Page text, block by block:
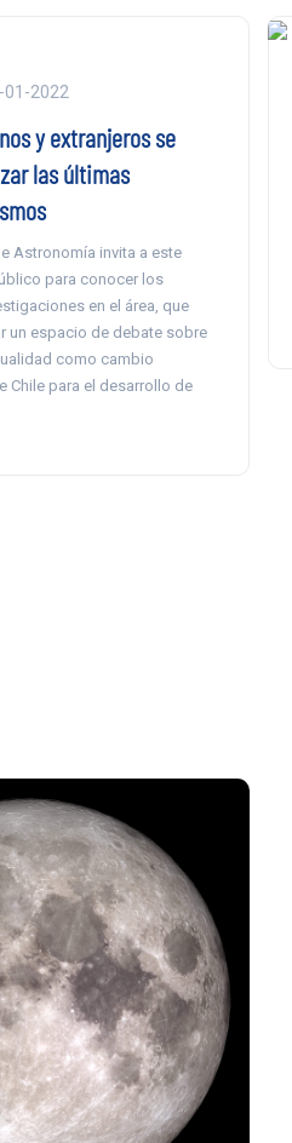
01-2022
y extranjeros se
las últimas
Astronomía invita a este
para conocer los
en el área, que
un espacio de debate sobre
como cambio
Chile para el desarrollo de